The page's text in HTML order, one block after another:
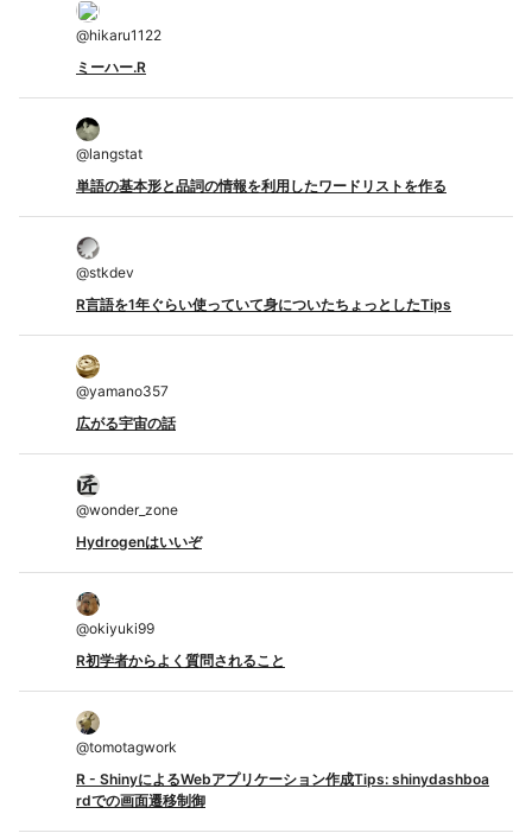
@hikaru1122
ミーハー.R
@langstat
単語の基本形と品詞の情報を利用したワードリストを作る
@stkdev
R言語を1年ぐらい使っていて身についたちょっとしたTips
@yamano357
広がる宇宙の話
@wonder_zone
Hydrogenはいいぞ
@okiyuki99
R初学者からよく質問されること
@tomotagwork
R - ShinyによるWebアプリケーション作成Tips: shinydashboa
rdでの画面遷移制御